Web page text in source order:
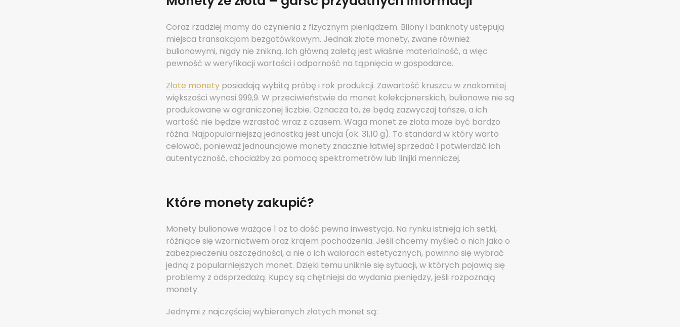
Coraz rzadziej mamy do czynienia z fizycznym pieniądzem. Bilony i banknoty ustępują
miejsca transakcjom bezgotówkowym. Jednak złote monety, zwane również
bulionowymi, nigdy nie znikną. Ich główną zaletą jest właśnie materialność, a więc
pewność w weryfikacji wartości i odporność na tąpnięcia w gospodarce.
Złote monetyposiadają wybitą próbę i rok produkcji. Zawartość kruszcu w znakomitej
większości wynosi 999,9. W przeciwieństwie do monet kolekcjonerskich, bulionowe nie są
produkowane w ograniczonej liczbie. Oznacza to, że będą zazwyczaj tańsze, a ich
wartość nie będzie wzrastać wraz z czasem. Waga monet ze złota może być bardzo
różna. Najpopularniejszą jednostką jest uncja (ok. 31,10 g). To standard w który warto
celować, ponieważ jednouncjowe monety znacznie łatwiej sprzedać i potwierdzić ich
autentyczność, chociażby za pomocą spektrometrów lub linijki menniczej.
Które monety zakupić?
Monety bulionowe ważące 1 oz to dość pewna inwestycja. Na rynku istnieją ich setki,
różniące się wzornictwem oraz krajem pochodzenia. Jeśli chcemy myśleć o nich jako o
zabezpieczeniu oszczędności, a nie o ich walorach estetycznych, powinno się wybrać
jedną z popularniejszych monet. Dzięki temu uniknie się sytuacji, w których pojawią się
problemy z odsprzedażą. Kupcy są chętniejsi do wydania pieniędzy, jeśli rozpoznają
monety.
Jednymi z najczęściej wybieranych złotych monet są: